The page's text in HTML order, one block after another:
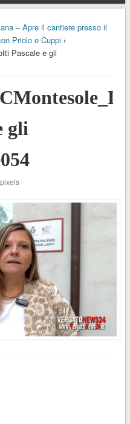
– Apre il cantiere presso il
Priolo e Cuppi›
Pascale e gli
gli
pixels